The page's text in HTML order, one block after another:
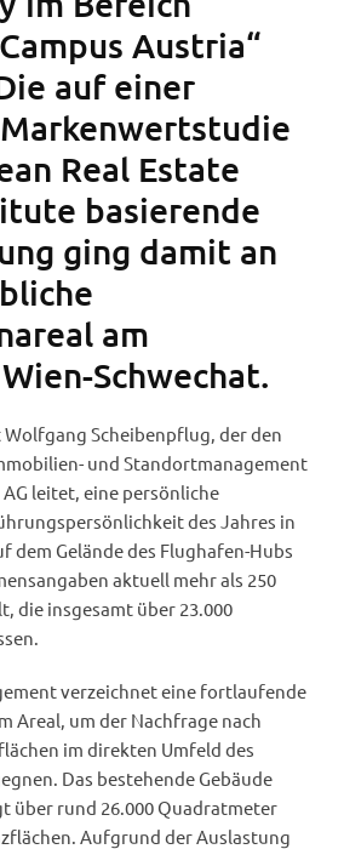
Austria“
auf einer
Real Estate
basierende
ging damit an
am
Schwechat.
Scheibenpflug, der den
und Standortmanagement
leitet, eine persönliche
des Jahres in
dem Gelände des Flughafen-Hubs
aktuell mehr als 250
die insgesamt über 23.000
verzeichnet eine fortlaufende
Areal, um der Nachfrage nach
im direkten Umfeld des
Das bestehende Gebäude
über rund 26.000 Quadratmeter
Aufgrund der Auslastung